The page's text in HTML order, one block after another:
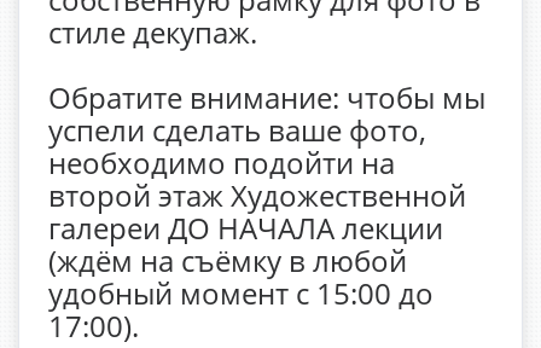
стиле декупаж.
Обратите внимание: чтобы мы
успели сделать ваше фото,
необходимо подойти на
второй этаж Художественной
галереи ДО НАЧАЛА лекции
(ждём на съёмку в любой
удобный момент с 15:00 до
17:00).